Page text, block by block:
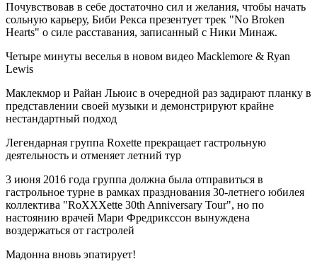
Почувствовав в себе достаточно сил и желания, чтобы начать
сольную карьеру, Биби Рекса презентует трек "No Broken
Hearts" о силе расставания, записанный с Ники Минаж.
Четыре минуты веселья в новом видео Macklemore & Ryan
Lewis
Маклекмор и Райан Льюис в очередной раз задирают планку в
представлении своей музыки и демонстрируют крайне
нестандартный подход
Легендарная группа Roxette прекращает гастрольную
деятельность и отменяет летний тур
3 июня 2016 года группа должна была отправиться в
гастрольное турне в рамках празднования 30-летнего юбилея
коллектива "RoXXXette 30th Anniversary Tour", но по
настоянию врачей Мари Фредрикссон вынуждена
воздержаться от гастролей
Мадонна вновь эпатирует!